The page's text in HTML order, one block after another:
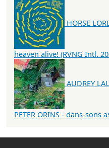
HORSE
heaven alive! (RVNG Intl.
AUDREY
PETER ORINS - dans-sons